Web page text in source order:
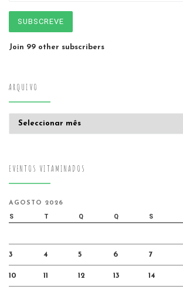
SUBSCREVE
Join 99 other subscribers
ARQUIVO
EVENTOS VITAMINADOS
AGOSTO 2026
S T Q Q S
3 4 5 6 7
10 11 12 13 14